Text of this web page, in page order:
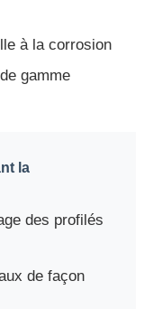
à la corrosion
gamme
la
des profilés
de façon